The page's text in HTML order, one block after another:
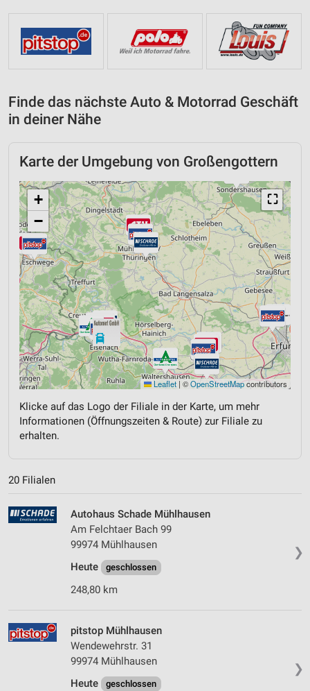
Finde das nächste Auto & Motorrad Geschäft
in deiner Nähe
Karte der Umgebung von Großengottern
⛶
+
−
Leaflet | ©OpenStreetMapcontributors
Klicke auf das Logo der Filiale in der Karte, um mehr
Informationen (Öffnungszeiten & Route) zur Filiale zu
erhalten.
20 Filialen
❯
Autohaus Schade Mühlhausen
Am Felchtaer Bach 99
99974 Mühlhausen
Heute
geschlossen
248,80 km
❯
pitstop Mühlhausen
Wendewehrstr. 31
99974 Mühlhausen
Heute
geschlossen